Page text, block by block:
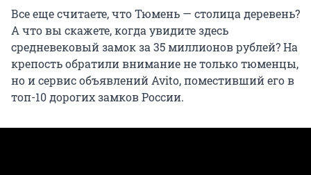
Все еще считаете, что Тюмень — столица деревень?
А что вы скажете, когда увидите здесь
средневековый замок за 35 миллионов рублей? На
крепость обратили внимание не только тюменцы,
но и сервис объявлений Avito, поместивший его в
топ-10 дорогих замков России.